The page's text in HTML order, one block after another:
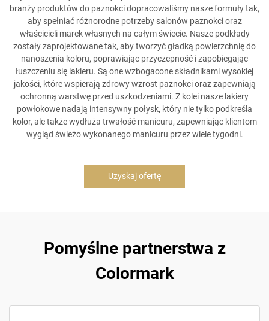
branży produktów do paznokci dopracowaliśmy nasze formuły tak,
aby spełniać różnorodne potrzeby salonów paznokci oraz
właścicieli marek własnych na całym świecie. Nasze podkłady
zostały zaprojektowane tak, aby tworzyć gładką powierzchnię do
nanoszenia koloru, poprawiając przyczepność i zapobiegając
łuszczeniu się lakieru. Są one wzbogacone składnikami wysokiej
jakości, które wspierają zdrowy wzrost paznokci oraz zapewniają
ochronną warstwę przed uszkodzeniami. Z kolei nasze lakiery
powłokowe nadają intensywny połysk, który nie tylko podkreśla
kolor, ale także wydłuża trwałość manicuru, zapewniając klientom
wygląd świeżo wykonanego manicuru przez wiele tygodni.
Uzyskaj ofertę
Pomyślne partnerstwa z
Colormark